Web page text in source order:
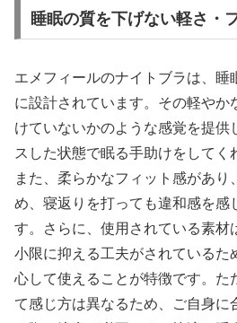
睡眠の質を下げない軽さ・
エメフィールのナイトブラは、睡
に設計されています。その軽やか
けていないかのような感覚を提供
スした状態で眠る手助けをしてく
また、柔らかなフィット感があり
め、寝返りを打っても違和感を感
す。さらに、使用されている素材
小限に抑える工夫がされているた
心して使えることが特徴です。た
て感じ方は異なるため、ご自身に